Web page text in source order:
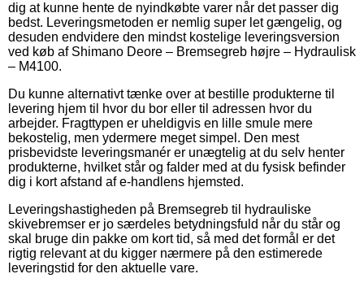
dig at kunne hente de nyindkøbte varer når det passer dig
bedst. Leveringsmetoden er nemlig super let gængelig, og
desuden endvidere den mindst kostelige leveringsversion
ved køb af Shimano Deore – Bremsegreb højre – Hydraulisk
– M4100.
Du kunne alternativt tænke over at bestille produkterne til
levering hjem til hvor du bor eller til adressen hvor du
arbejder. Fragttypen er uheldigvis en lille smule mere
bekostelig, men ydermere meget simpel. Den mest
prisbevidste leveringsmanér er unægtelig at du selv henter
produkterne, hvilket står og falder med at du fysisk befinder
dig i kort afstand af e-handlens hjemsted.
Leveringshastigheden på Bremsegreb til hydrauliske
skivebremser er jo særdeles betydningsfuld når du står og
skal bruge din pakke om kort tid, så med det formål er det
rigtig relevant at du kigger nærmere på den estimerede
leveringstid for den aktuelle vare.